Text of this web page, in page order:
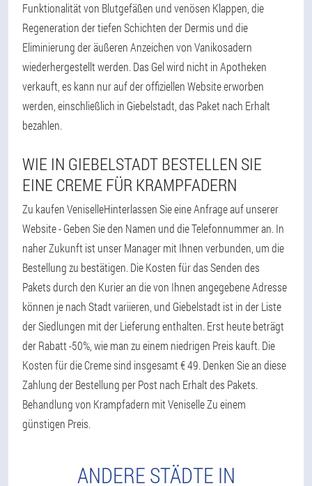
Funktionalität von Blutgefäßen und venösen Klappen, die
Regeneration der tiefen Schichten der Dermis und die
Eliminierung der äußeren Anzeichen von Vanikosadern
wiederhergestellt werden. Das Gel wird nicht in Apotheken
verkauft, es kann nur auf der offiziellen Website erworben
werden, einschließlich in Giebelstadt, das Paket nach Erhalt
bezahlen.
WIE IN GIEBELSTADT BESTELLEN SIE
EINE CREME FÜR KRAMPFADERN
Zu kaufen VeniselleHinterlassen Sie eine Anfrage auf unserer
Website - Geben Sie den Namen und die Telefonnummer an. In
naher Zukunft ist unser Manager mit Ihnen verbunden, um die
Bestellung zu bestätigen. Die Kosten für das Senden des
Pakets durch den Kurier an die von Ihnen angegebene Adresse
können je nach Stadt variieren, und Giebelstadt ist in der Liste
der Siedlungen mit der Lieferung enthalten. Erst heute beträgt
der Rabatt -50%, wie man zu einem niedrigen Preis kauft. Die
Kosten für die Creme sind insgesamt € 49. Denken Sie an diese
Zahlung der Bestellung per Post nach Erhalt des Pakets.
Behandlung von Krampfadern mit Veniselle Zu einem
günstigen Preis.
ANDERE STÄDTE IN